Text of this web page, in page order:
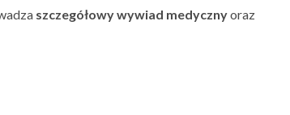
szczegółowy wywiad medycznyoraz